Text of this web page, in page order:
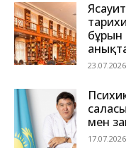
бұрын
23.07.2026
мен
17.07.2026